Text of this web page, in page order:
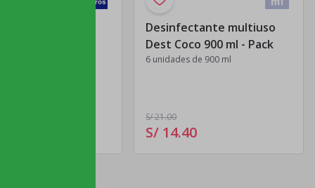
Desinfectante multiuso
Dest Coco 900 ml - Pack
6 unidades de 900 ml
S/ 21.00
S/ 14.40